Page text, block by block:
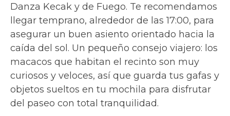
Danza Kecak y de Fuego. Te recomendamos
llegar temprano, alrededor de las 17:00, para
asegurar un buen asiento orientado hacia la
caída del sol. Un pequeño consejo viajero: los
macacos que habitan el recinto son muy
curiosos y veloces, así que guarda tus gafas y
objetos sueltos en tu mochila para disfrutar
del paseo con total tranquilidad.